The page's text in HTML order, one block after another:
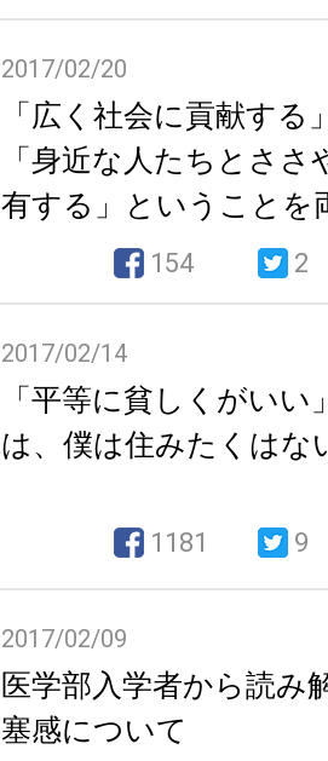
2017/02/20
「広く社会に貢献す
「身近な人たちとさ
有する」ということを
可能なのではないか
づき】
154 2
2017/02/14
「平等に貧しくがい
は、僕は住みたくはな
1181 9
2017/02/09
医学部入学者から読み
塞感について